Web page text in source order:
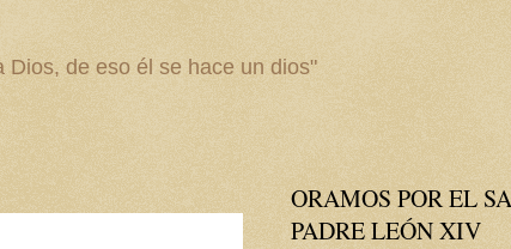
Dios, de eso él se hace un dios"
ORAMOS POR EL
PADRE LEÓN XIV